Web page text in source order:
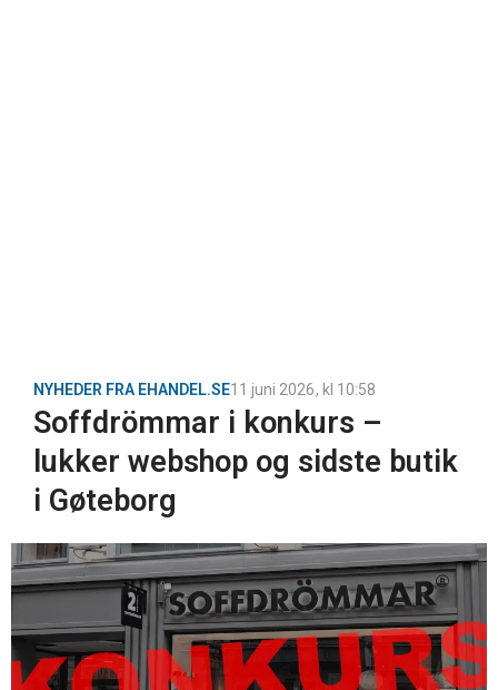
NYHEDER FRA EHANDEL.SE11 juni 2026, kl 10:58
Soffdrömmar i konkurs –
lukker webshop og sidste butik
i Gøteborg